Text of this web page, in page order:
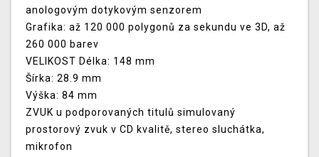
anologovým dotykovým senzorem
Grafika: až 120 000 polygonů za sekundu ve 3D, až
260 000 barev
VELIKOST Délka: 148 mm
Šírka: 28.9 mm
Výška: 84 mm
ZVUK u podporovaných titulů simulovaný
prostorový zvuk v CD kvalitě, stereo sluchátka,
mikrofon